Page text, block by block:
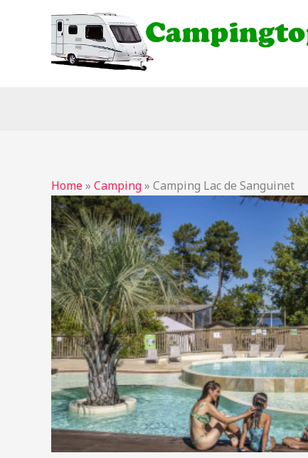
Home» Camping» Camping Lac de Sanguinet